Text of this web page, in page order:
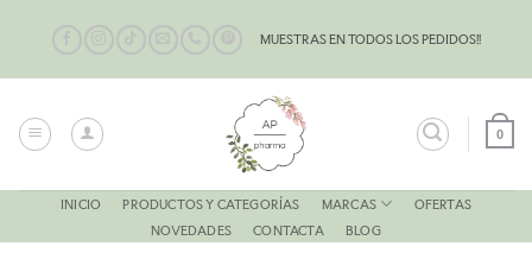
contenido
MUESTRAS EN TODOS LOS PEDIDOS!!
0
INICIO PRODUCTOS Y CATEGORÍAS MARCAS
OFERTAS
NOVEDADES
CONTACTA BLOG